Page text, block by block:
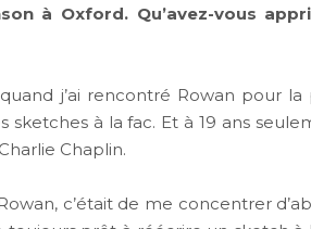
à Oxford. Qu’avez-vous
j’ai rencontré Rowan pour la
à la fac. Et à 19 ans
Chaplin.
c’était de me concentrer